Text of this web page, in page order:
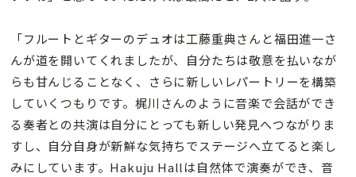
「フルートとギターのデュオは工藤重典さんと福田進一さ
んが道を開いてくれましたが、自分たちは敬意を払いなが
らも甘んじることなく、さらに新しいレパートリーを構築
していくつもりです。梶川さんのように音楽で会話ができ
る奏者との共演は自分にとっても新しい発見へつながりま
すし、自分自身が新鮮な気持ちでステージへ立てると楽し
みにしています。Hakuju Hallは自然体で演奏ができ、音